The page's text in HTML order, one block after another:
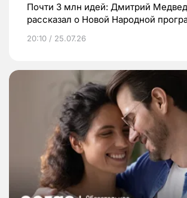
Почти 3 млн идей: Дмитрий
рассказал о Новой Народной
20:10 / 25.07.26